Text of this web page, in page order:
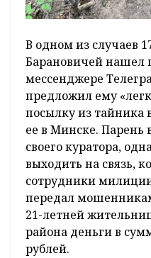
В одном из случаев
Барановичей нашел
мессенджере
предложил ему
посылку из тайника
ее в Минске. Парень
своего куратора,
выходить на связь,
сотрудники
передал
21-летней
района деньги в
рублей.